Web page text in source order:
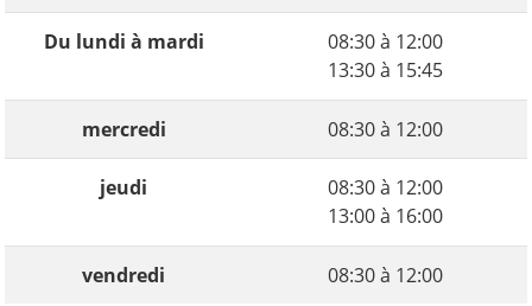
Du lundi à mardi
08:30 à 12:00
13:30 à 15:45
mercredi 08:30 à 12:00
jeudi
08:30 à 12:00
13:00 à 16:00
vendredi 08:30 à 12:00